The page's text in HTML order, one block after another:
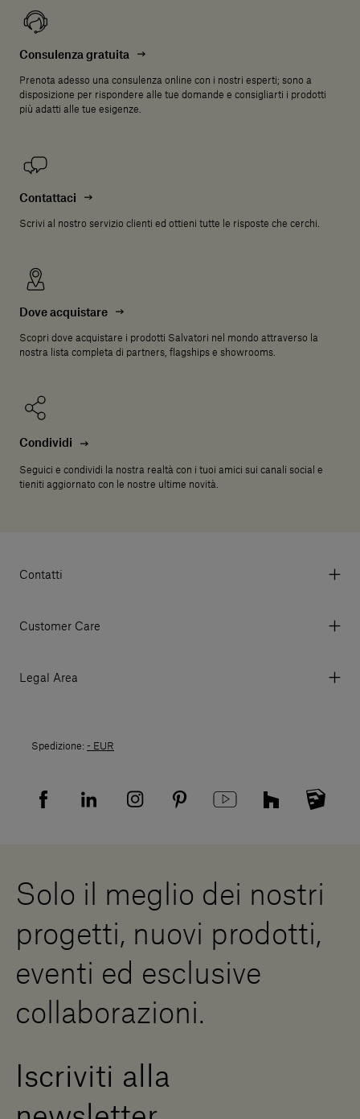
Consulenza gratuita
Prenota adesso una consulenza online con i nostri esperti; sono a
disposizione per rispondere alle tue domande e consigliarti i prodotti
più adatti alle tue esigenze.
Contattaci
Scrivi al nostro servizio clienti ed ottieni tutte le risposte che cerchi.
Dove acquistare
Scopri dove acquistare i prodotti Salvatori nel mondo attraverso la
nostra lista completa di partners, flagships e showrooms.
Condividi
Seguici e condividi la nostra realtà con i tuoi amici sui canali social e
tieniti aggiornato con le nostre ultime novità.
Contatti
Tel. +39 0584 769200 - P.IVA 01748630462
© 2026 Salvatori
Customer Care
I miei ordini
Mappa del sito
Diventa un rivenditore
Press Area
Legal Area
Politica di Reso
Informativa Privacy fornitori
Spedizione: - EUR
Solo il meglio dei nostri
progetti, nuovi prodotti,
eventi ed esclusive
collaborazioni.
Iscriviti alla